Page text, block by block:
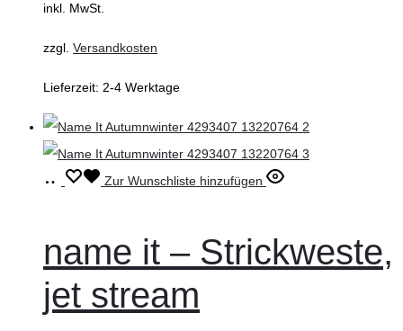
Produktseite
inkl. MwSt.
zzgl. Versandkosten
Lieferzeit: 2-4 Werktage
Ausführung
Dieses
mehrere
Varianten
auf.
Zur Wunschliste hinzufügen
name it – Strickweste,
jet stream